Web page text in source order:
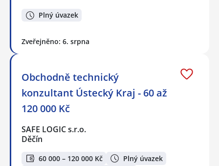
Plný úvazek
Zveřejněno: 6. srpna
Obchodně technický
konzultant Ústecký Kraj - 60 až
120 000 Kč
SAFE LOGIC s.r.o.
Děčín
60 000 – 120 000 Kč
Plný úvazek